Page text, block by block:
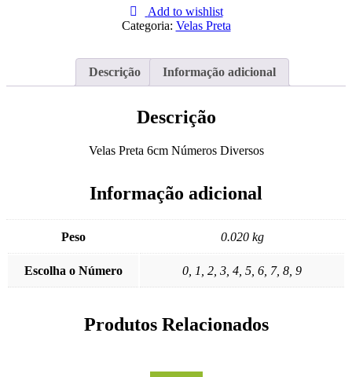
Add to wishlist
Categoria: Velas Preta
Descrição Informação adicional
Descrição
Velas Preta 6cm Números Diversos
Informação adicional
Peso 0.020 kg
Escolha o Número 0, 1, 2, 3, 4, 5, 6, 7, 8, 9
Produtos Relacionados